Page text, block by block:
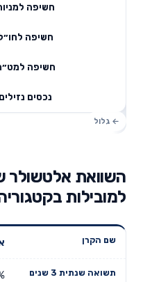
חשיפה
חשיפה
חשיפה
נכסים נזילים
השוואת
למובילות
שנים